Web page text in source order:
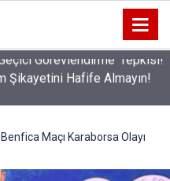
Şikayetini Hafife Almayın!
Maçı Karaborsa Olayı